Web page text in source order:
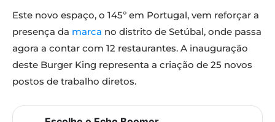
Este novo espaço, o 145º em Portugal, vem reforçar a
presença da marca no distrito de Setúbal, onde passa
agora a contar com 12 restaurantes. A inauguração
deste Burger King representa a criação de 25 novos
postos de trabalho diretos.